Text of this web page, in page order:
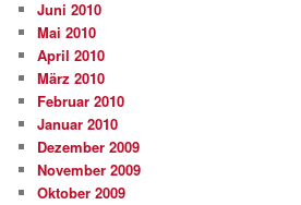
Juni 2010
Mai 2010
April 2010
März 2010
Februar 2010
Januar 2010
Dezember 2009
November 2009
Oktober 2009